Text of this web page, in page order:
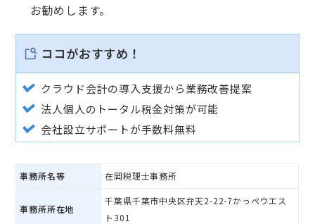
お勧めします。
ココがおすすめ！
クラウド会計の導入支援から業務改善提案
法人個人のトータル税金対策が可能
会社設立サポートが手数料無料
事務所名等 在岡税理士事務所
事務所所在地
千葉県千葉市中央区弁天2-22-7かっぺウエス
ト301